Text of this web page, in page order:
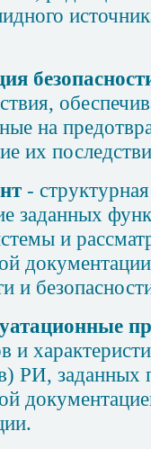
на
их
-
заданных
и
и
и
РИ,